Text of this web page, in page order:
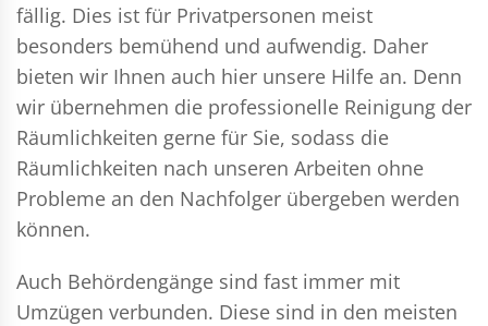
fällig. Dies ist für Privatpersonen meist
besonders bemühend und aufwendig. Daher
bieten wir Ihnen auch hier unsere Hilfe an. Denn
wir übernehmen die professionelle Reinigung der
Räumlichkeiten gerne für Sie, sodass die
Räumlichkeiten nach unseren Arbeiten ohne
Probleme an den Nachfolger übergeben werden
können.
Auch Behördengänge sind fast immer mit
Umzügen verbunden. Diese sind in den meisten